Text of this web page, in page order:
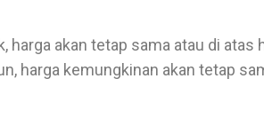
harga akan tetap sama atau di
harga kemungkinan akan tetap